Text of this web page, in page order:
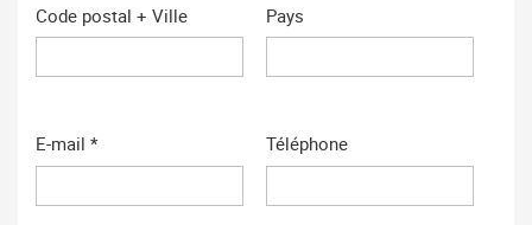
Code postal + Ville Pays
E-mail * Téléphone